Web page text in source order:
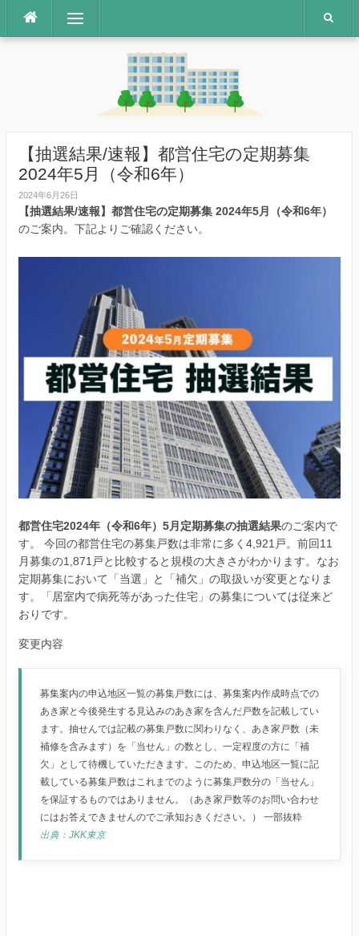
テ
メニュー
【抽選結果/速報】都営住宅の定期募集
2024年5月（令和6年）
2024年6月26日
【抽選結果/速報】都営住宅の定期募集 2024年5月（令和6年）
のご案内。下記よりご確認ください。
都営住宅2024年（令和6年）5月定期募集の抽選結果のご案内で
す。 今回の都営住宅の募集戸数は非常に多く4,921戸。前回11
月募集の1,871戸と比較すると規模の大きさがわかります。なお
定期募集において「当選」と「補欠」の取扱いが変更となりま
す。「居室内で病死等があった住宅」の募集については従来ど
おりです。
変更内容
募集案内の申込地区一覧の募集戸数には、募集案内作成時点での
あき家と今後発生する見込みのあき家を含んだ戸数を記載してい
ます。抽せんでは記載の募集戸数に関わりなく、あき家戸数（未
補修を含みます）を「当せん」の数とし、一定程度の方に「補
欠」として待機していただきます。このため、申込地区一覧に記
載している募集戸数はこれまでのように募集戸数分の「当せん」
を保証するものではありません。（あき家戸数等のお問い合わせ
にはお答えできませんのでご承知おきください。） 一部抜粋
出典：JKK東京